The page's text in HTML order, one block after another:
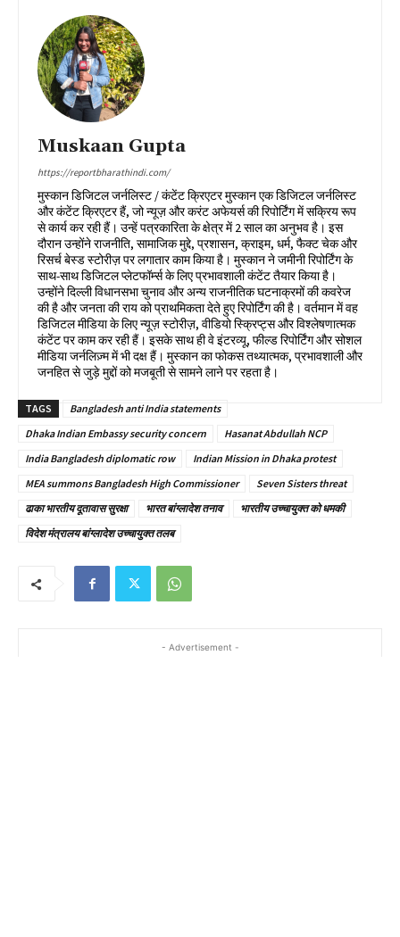
Muskaan Gupta
https://reportbharathindi.com/
मुस्कान डिजिटल जर्नलिस्ट / कंटेंट क्रिएटर मुस्कान एक डिजिटल जर्नलिस्ट
और कंटेंट क्रिएटर हैं, जो न्यूज़ और करंट अफेयर्स की रिपोर्टिंग में सक्रिय रूप
से कार्य कर रही हैं। उन्हें पत्रकारिता के क्षेत्र में 2 साल का अनुभव है। इस
दौरान उन्होंने राजनीति, सामाजिक मुद्दे, प्रशासन, क्राइम, धर्म, फैक्ट चेक और
रिसर्च बेस्ड स्टोरीज़ पर लगातार काम किया है। मुस्कान ने जमीनी रिपोर्टिंग के
साथ-साथ डिजिटल प्लेटफॉर्म्स के लिए प्रभावशाली कंटेंट तैयार किया है।
उन्होंने दिल्ली विधानसभा चुनाव और अन्य राजनीतिक घटनाक्रमों की कवरेज
की है और जनता की राय को प्राथमिकता देते हुए रिपोर्टिंग की है। वर्तमान में वह
डिजिटल मीडिया के लिए न्यूज़ स्टोरीज़, वीडियो स्क्रिप्ट्स और विश्लेषणात्मक
कंटेंट पर काम कर रही हैं। इसके साथ ही वे इंटरव्यू, फील्ड रिपोर्टिंग और सोशल
मीडिया जर्नलिज़्म में भी दक्ष हैं। मुस्कान का फोकस तथ्यात्मक, प्रभावशाली और
जनहित से जुड़े मुद्दों को मजबूती से सामने लाने पर रहता है।
TAGS
Bangladesh anti India statements
Dhaka Indian Embassy security concern
Hasanat Abdullah NCP
India Bangladesh diplomatic row
Indian Mission in Dhaka protest
MEA summons Bangladesh High Commissioner
Seven Sisters threat
ढाका भारतीय दूतावास सुरक्षा
भारत बांग्लादेश तनाव
भारतीय उच्चायुक्त को धमकी
विदेश मंत्रालय बांग्लादेश उच्चायुक्त तलब
- Advertisement -